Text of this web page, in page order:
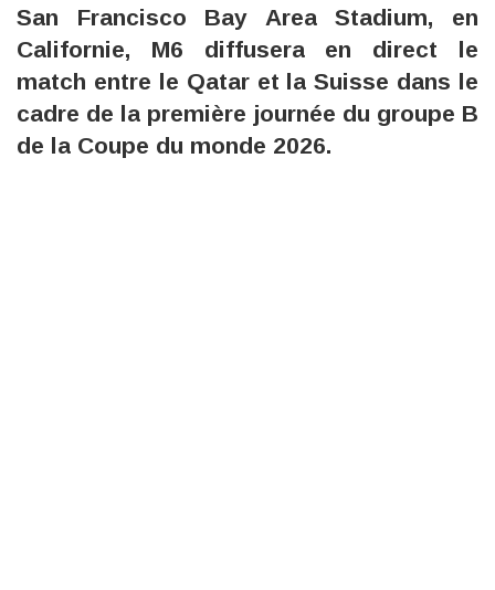
San Francisco Bay Area Stadium, en
Californie, M6 diffusera en direct le
match entre le Qatar et la Suisse dans le
cadre de la première journée du groupe B
de la Coupe du monde 2026.